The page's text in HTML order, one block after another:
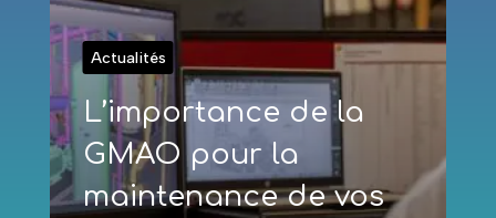
Actualités
L’importance de la
GMAO pour la
maintenance de vos